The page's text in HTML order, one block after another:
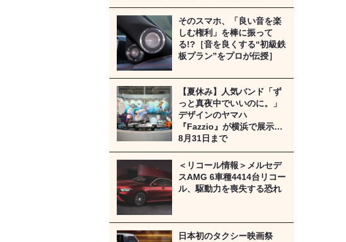
そのスマホ、「良い音を楽
しむ権利」を棒に振って
る!?［音を良くする“初級鉄
板プラン”をプロが伝授］
【夏休み】人気バンド「ず
っと真夜中でいいのに。」
デザインのヤマハ
『Fazzio』が横浜で展示…
8月31日まで
＜リコール情報＞メルセデ
スAMG 6車種4414台リコー
ル、駆動力を喪失する恐れ
日本初のタクシー映画祭